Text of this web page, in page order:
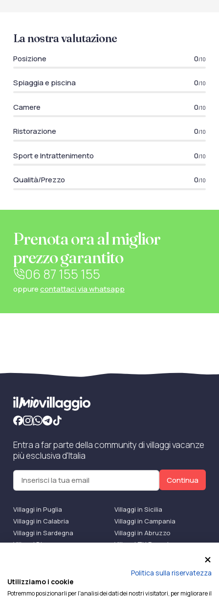
La nostra valutazione
Posizione 0/10
Spiaggia e piscina 0/10
Camere 0/10
Ristorazione 0/10
Sport e Intrattenimento 0/10
Qualità/Prezzo 0/10
Prenota ora al miglior
prezzo garantito
06 87 155 155
oppurecontattaci via whatsapp
Entra a far parte della community di villaggi vacanze
più esclusiva d'Italia
Continua
Villaggi in Puglia
Villaggi in Sicilia
Villaggi in Calabria
Villaggi in Campania
Villaggi in Sardegna
Villaggi in Abruzzo
Villaggi Bluserena
Villaggi TH Resort
Ilmiovillaggio è un marchio di Ekiwi S.r.l.
Politica sulla riservatezza
Utilizziamo i cookie
Potremmo posizionarli per l'analisi dei dati dei nostri visitatori, per migliorare il